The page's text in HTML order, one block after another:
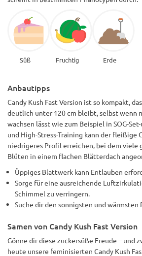
Süß Fruchtig Erde
Anbautipps
Candy Kush Fast Version ist so kompakt,
deutlich unter 120 cm bleibt, selbst wenn
wachsen lässt wie zum Beispiel in SOG-Set-
und High-Stress-Training kann der fleißige
niedrigeres Profil erreichen, bei dem viele
Blüten in einem flachen Blätterdach
Üppiges Blattwerk kann Entlauben
Sorge für eine ausreichende
Schimmel zu verringern.
Suche dir den sonnigsten und wärmsten
Samen von Candy Kush Fast Version
Gönne dir diese zuckersüße Freude – und
heute unsere feminisierten Candy Kush